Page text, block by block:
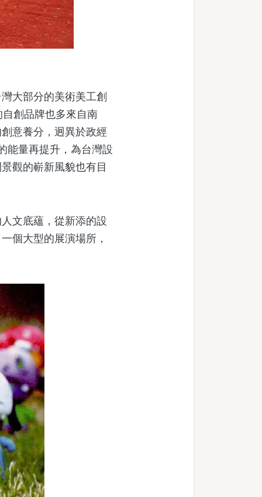
大部分的美術美工創
創品牌也多來自南
意養分，迥異於政經
能量再提升，為台灣設
觀的嶄新風貌也有目
文底蘊，從新添的設
個大型的展演場所，